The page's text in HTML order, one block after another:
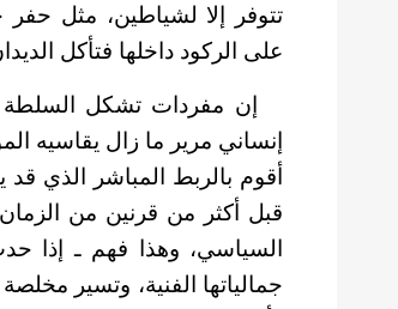
تتوفر إلا لشياطين، مثل حفر
على الركود داخلها فتأكل
إن مفردات تشكل السلطة
إنساني مرير ما زال يقاسيه
أقوم بالربط المباشر الذي
قبل أكثر من قرنين من
السياسي، وهذا فهم ـ إذا
جمالياتها الفنية، وتسير